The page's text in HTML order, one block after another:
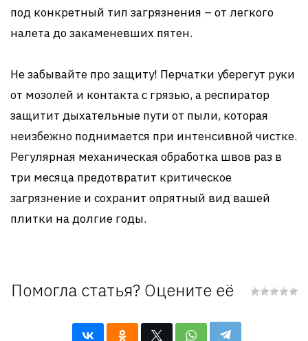
под конкретный тип загрязнения – от легкого
налета до закаменевших пятен.
Не забывайте про защиту! Перчатки уберегут руки
от мозолей и контакта с грязью, а респиратор
защитит дыхательные пути от пыли, которая
неизбежно поднимается при интенсивной чистке.
Регулярная механическая обработка швов раз в
три месяца предотвратит критическое
загрязнение и сохранит опрятный вид вашей
плитки на долгие годы.
Помогла статья? Оцените её